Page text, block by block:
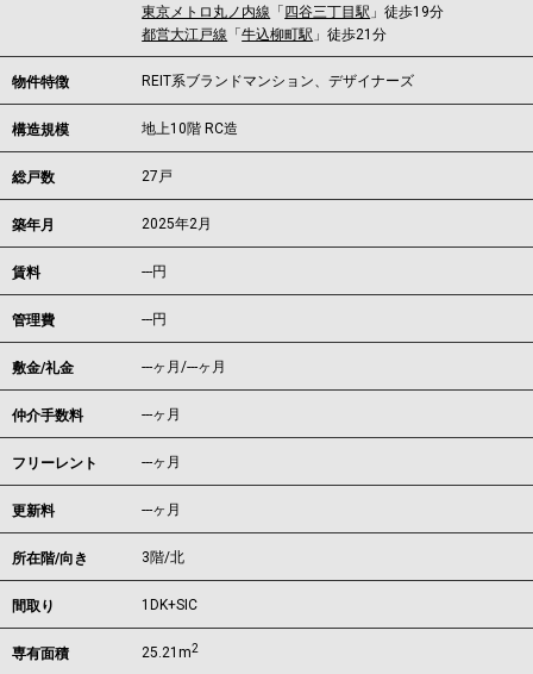
東京メトロ丸ノ内線 「 四谷三丁目駅 」徒歩19分
都営大江戸線 「牛込柳町駅 」徒歩21分
物件特徴 REIT系ブランドマンション、デザイナーズ
構造規模 地上10階 RC造
総戸数 27戸
築年月 2025年2月
賃料 ---円
管理費 ---円
敷金/礼金 ---ヶ月/---ヶ月
仲介手数料 ---ヶ月
フリーレント ---ヶ月
更新料 ---ヶ月
所在階/向き 3階/北
間取り 1DK+SIC
専有面積 25.21m2